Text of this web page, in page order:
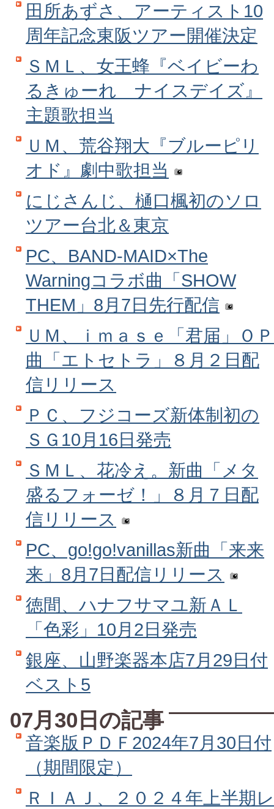
田所あずさ、アーティスト10
周年記念東阪ツアー開催決定
ＳＭＬ、女王蜂『ベイビーわ
るきゅーれ ナイスデイズ』
主題歌担当
ＵＭ、荒谷翔大『ブルーピリ
オド』劇中歌担当
にじさんじ、樋口楓初のソロ
ツアー台北＆東京
PC、BAND-MAID×The
Warningコラボ曲「SHOW
THEM」8月7日先行配信
ＵＭ、ｉｍａｓｅ「君届」ＯＰ
曲「エトセトラ」８月２日配
信リリース
ＰＣ、フジコーズ新体制初の
ＳＧ10月16日発売
ＳＭＬ、花冷え。新曲「メタ
盛るフォーゼ！」８月７日配
信リリース
PC、go!go!vanillas新曲「来来
来」8月7日配信リリース
徳間、ハナフサマユ新ＡＬ
「色彩」10月2日発売
銀座、山野楽器本店7月29日付
ベスト5
07月30日の記事
音楽版ＰＤＦ2024年7月30日付
（期間限定）
ＲＩＡＪ、２０２４年上半期レ